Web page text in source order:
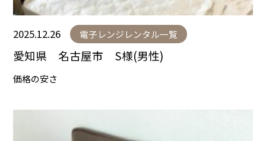
2025.12.26 電子レンジレンタル一覧
愛知県 名古屋市 S様(男性)
価格の安さ